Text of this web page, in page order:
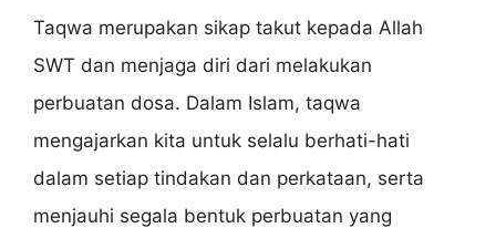
Taqwa merupakan sikap takut kepada Allah
SWT dan menjaga diri dari melakukan
perbuatan dosa. Dalam Islam, taqwa
mengajarkan kita untuk selalu berhati-hati
dalam setiap tindakan dan perkataan, serta
menjauhi segala bentuk perbuatan yang